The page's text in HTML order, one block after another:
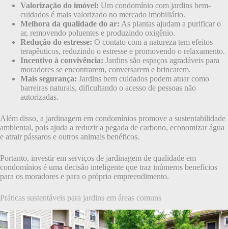
Valorização do imóvel: Um condomínio com jardins bem-
cuidados é mais valorizado no mercado imobiliário.
Melhora da qualidade do ar: As plantas ajudam a purificar o
ar, removendo poluentes e produzindo oxigênio.
Redução do estresse: O contato com a natureza tem efeitos
terapêuticos, reduzindo o estresse e promovendo o relaxamento.
Incentivo à convivência: Jardins são espaços agradáveis para
moradores se encontrarem, conversarem e brincarem.
Mais segurança: Jardins bem cuidados podem atuar como
barreiras naturais, dificultando o acesso de pessoas não
autorizadas.
Além disso, a jardinagem em condomínios promove a sustentabilidade
ambiental, pois ajuda a reduzir a pegada de carbono, economizar água
e atrair pássaros e outros animais benéficos.
Portanto, investir em serviços de jardinagem de qualidade em
condomínios é uma decisão inteligente que traz inúmeros benefícios
para os moradores e para o próprio empreendimento.
Práticas sustentáveis para jardins em áreas comuns